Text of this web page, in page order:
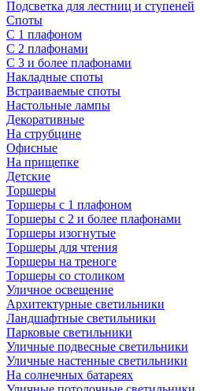
Подсветка для лестниц и ступеней
Споты
С 1 плафоном
С 2 плафонами
С 3 и более плафонами
Накладные споты
Встраиваемые споты
Настольные лампы
Декоративные
На струбцине
Офисные
На прищепке
Детские
Торшеры
Торшеры с 1 плафоном
Торшеры с 2 и более плафонами
Торшеры изогнутые
Торшеры для чтения
Торшеры на треноге
Торшеры со столиком
Уличное освещение
Архитектурные светильники
Ландшафтные светильники
Парковые светильники
Уличные подвесные светильники
Уличные настенные светильники
На солнечных батареях